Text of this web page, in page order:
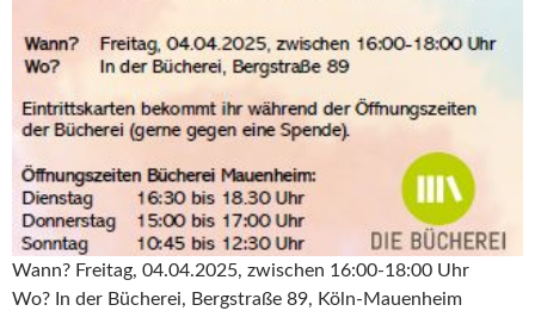
Wann? Freitag, 04.04.2025, zwischen 16:00-18:00 Uhr
Wo? In der Bücherei, Bergstraße 89, Köln-Mauenheim